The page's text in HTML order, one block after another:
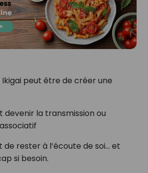
Ikigai peut être de créer une
devenir la transmission ou
de rester à l’écoute de soi… et
si besoin.